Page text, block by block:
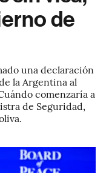
de
una declaración
la Argentina al
comenzaría a
de Seguridad,